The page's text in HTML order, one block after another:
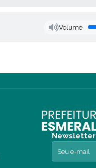
Volume
Newsletter